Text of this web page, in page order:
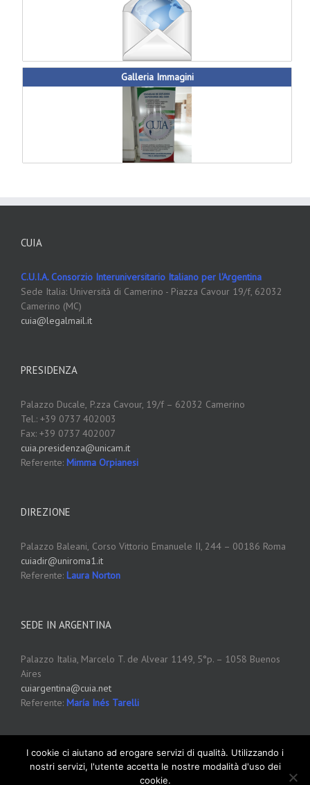
Galleria Immagini
CUIA
C.U.I.A. Consorzio Interuniversitario Italiano per l'Argentina
Sede Italia: Università di Camerino - Piazza Cavour 19/f, 62032
Camerino (MC)
cuia@legalmail.it
PRESIDENZA
Palazzo Ducale, P.zza Cavour, 19/f – 62032 Camerino
Tel.: +39 0737 402003
Fax: +39 0737 402007
cuia.presidenza@unicam.it
Referente: Mimma Orpianesi
DIREZIONE
Palazzo Baleani, Corso Vittorio Emanuele II, 244 – 00186 Roma
cuiadir@uniroma1.it
Referente: Laura Norton
SEDE IN ARGENTINA
Palazzo Italia, Marcelo T. de Alvear 1149, 5°p. – 1058 Buenos
Aires
cuiargentina@cuia.net
Referente: María Inés Tarelli
I cookie ci aiutano ad erogare servizi di qualità. Utilizzando i
nostri servizi, l'utente accetta le nostre modalità d'uso dei
cookie.